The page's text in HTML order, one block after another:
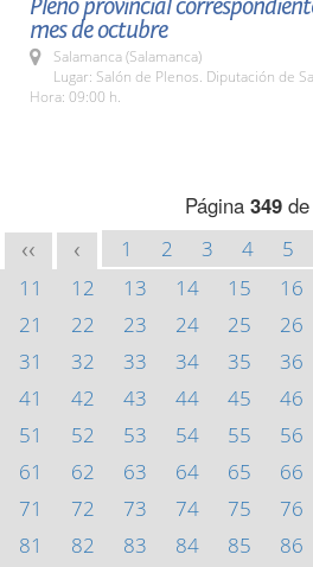
Pleno provincial
mes de octubre
Salamanca (Salamanca)
Lugar: Salón de Plenos. Diputación de
Hora: 09:00 h.
Página 349de
<< < 1 2 3 4 5
11
12 13 14 15 16
21
22 23 24 25 26
31
32 33 34 35 36
41
42 43 44 45 46
51
52 53 54 55 56
61
62 63 64 65 66
71
72 73 74 75 76
81
82 83 84 85 86